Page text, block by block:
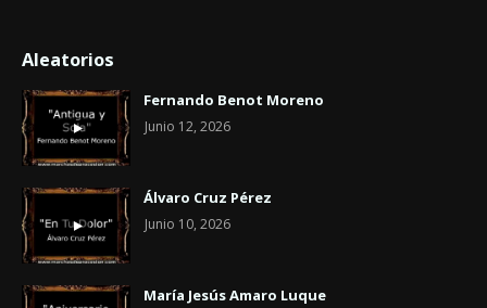
Aleatorios
Fernando Benot Moreno
Junio 12, 2026
Álvaro Cruz Pérez
Junio 10, 2026
María Jesús Amaro Luque